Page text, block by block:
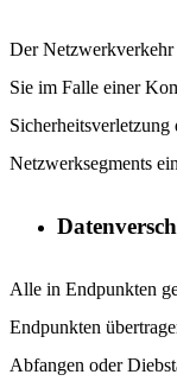
Der Netzwerkverkehr
Sie im Falle einer
Netzwerksegments
Alle in Endpunkten
Endpunkten
Abfangen oder